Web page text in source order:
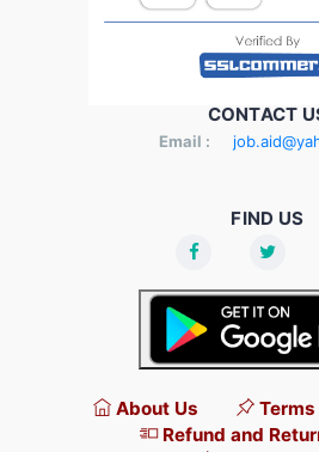
CONTACT
Email :
FIND US
About Us
Refund and